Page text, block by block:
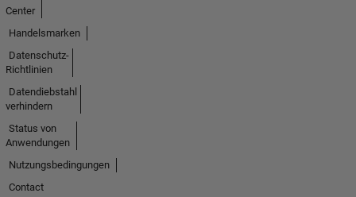
Center
Handelsmarken
Datenschutz-
Richtlinien
Datendiebstahl
verhindern
Status von
Anwendungen
Nutzungsbedingungen
Contact